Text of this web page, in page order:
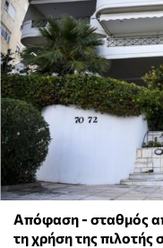
Απόφαση - σταθμός
τη χρήση της πιλοτής